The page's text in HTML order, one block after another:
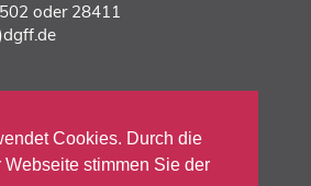
Cookies. Durch die
Webseite stimmen Sie der
oder 28411